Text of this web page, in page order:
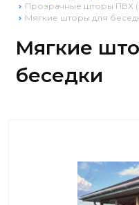
Прозрачные шторы ПВХ
Мягкие шторы для
Мягкие
беседки